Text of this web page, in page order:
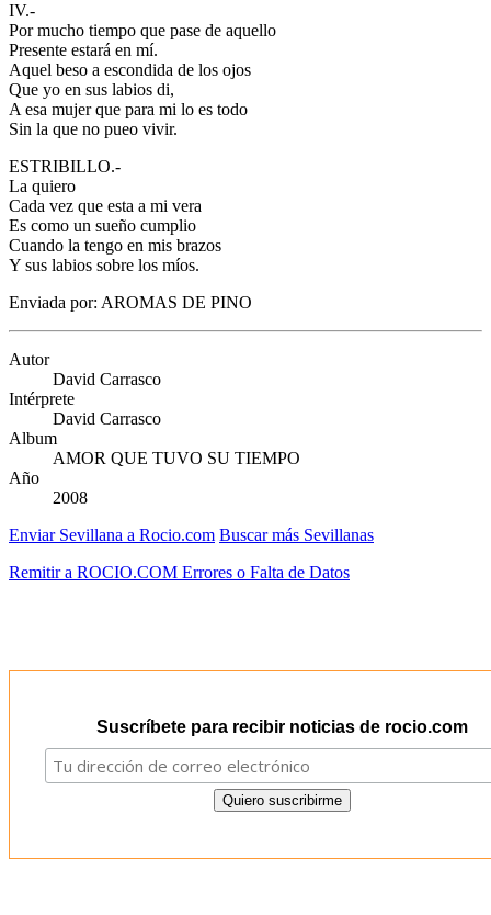
IV.-
Por mucho tiempo que pase de aquello
Presente estará en mí.
Aquel beso a escondida de los ojos
Que yo en sus labios di,
A esa mujer que para mi lo es todo
Sin la que no pueo vivir.
ESTRIBILLO.-
La quiero
Cada vez que esta a mi vera
Es como un sueño cumplio
Cuando la tengo en mis brazos
Y sus labios sobre los míos.
Enviada por: AROMAS DE PINO
Autor
David Carrasco
Intérprete
David Carrasco
Album
AMOR QUE TUVO SU TIEMPO
Año
2008
Enviar Sevillana a Rocio.com Buscar más Sevillanas
Remitir a ROCIO.COM Errores o Falta de Datos
Suscríbete para recibir noticias de rocio.com